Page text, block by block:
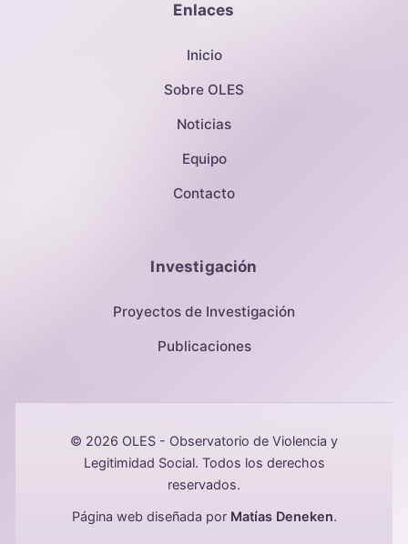
Enlaces
Inicio
Sobre OLES
Noticias
Equipo
Contacto
Investigación
Proyectos de Investigación
Publicaciones
© 2026 OLES - Observatorio de Violencia y
Legitimidad Social. Todos los derechos
reservados.
Página web diseñada por Matías Deneken.